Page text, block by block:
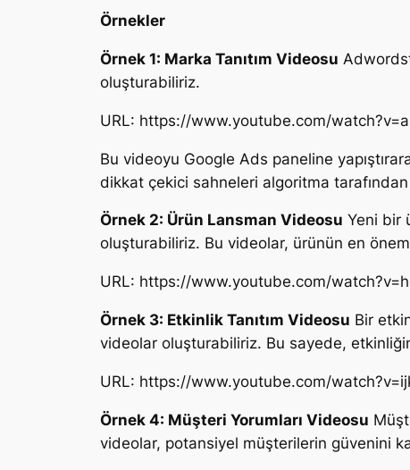
Örnekler
Örnek 1: Marka Tanıtım Videosu
oluşturabiliriz.
URL: https://www.youtube.com/
Bu videoyu Google Ads paneline
dikkat çekici sahneleri algoritma
Örnek 2: Ürün Lansman Videosu Yeni bir
oluşturabiliriz. Bu videolar, ürünün en
URL: https://www.youtube.com/
Örnek 3: Etkinlik Tanıtım Videosu Bir
videolar oluşturabiliriz. Bu sayede,
URL: https://www.youtube.com/
Örnek 4: Müşteri Yorumları Videosu
videolar, potansiyel müşterilerin güvenini